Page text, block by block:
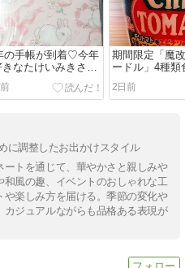
の手帳が到着♡今年
きなたけいみきさん
！
期間限定「魔
ードル」4種類
一番美味しか
は…！？
2日前
に調整したお出かけスタイル
トを通じて、華やかさと親しみや
風の趣、イベントのおしゃれな工
楽しみ方を届ける。季節の変化や
ジュアルながらも品格ある表現が